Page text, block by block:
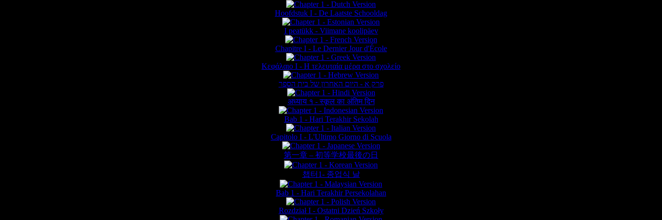
Hoofdstuk I - De Laatste Schooldag
I peatükk - Viimane koolipäev
Chapitre I - Le Dernier Jour d'École
Κεφάλαιο Ι - Η τελευταία μέρα στο σχολείο
פרק א - היום האחרון של בית הספר
अध्याय १ - स्कूल का अंतिम दिन
Bab 1 - Hari Terakhir Sekolah
Capitolo I - L'Ultimo Giorno di Scuola
第一章 – 初等学校最後の日
챕터1- 종업식 날
Bab 1 - Hari Terakhir Persekolahan
Rozdział I - Ostatni Dzień Szkoły